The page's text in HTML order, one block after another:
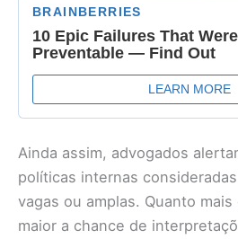
Ainda assim, advogados
políticas internas
vagas ou amplas. Quanto
maior a chance de